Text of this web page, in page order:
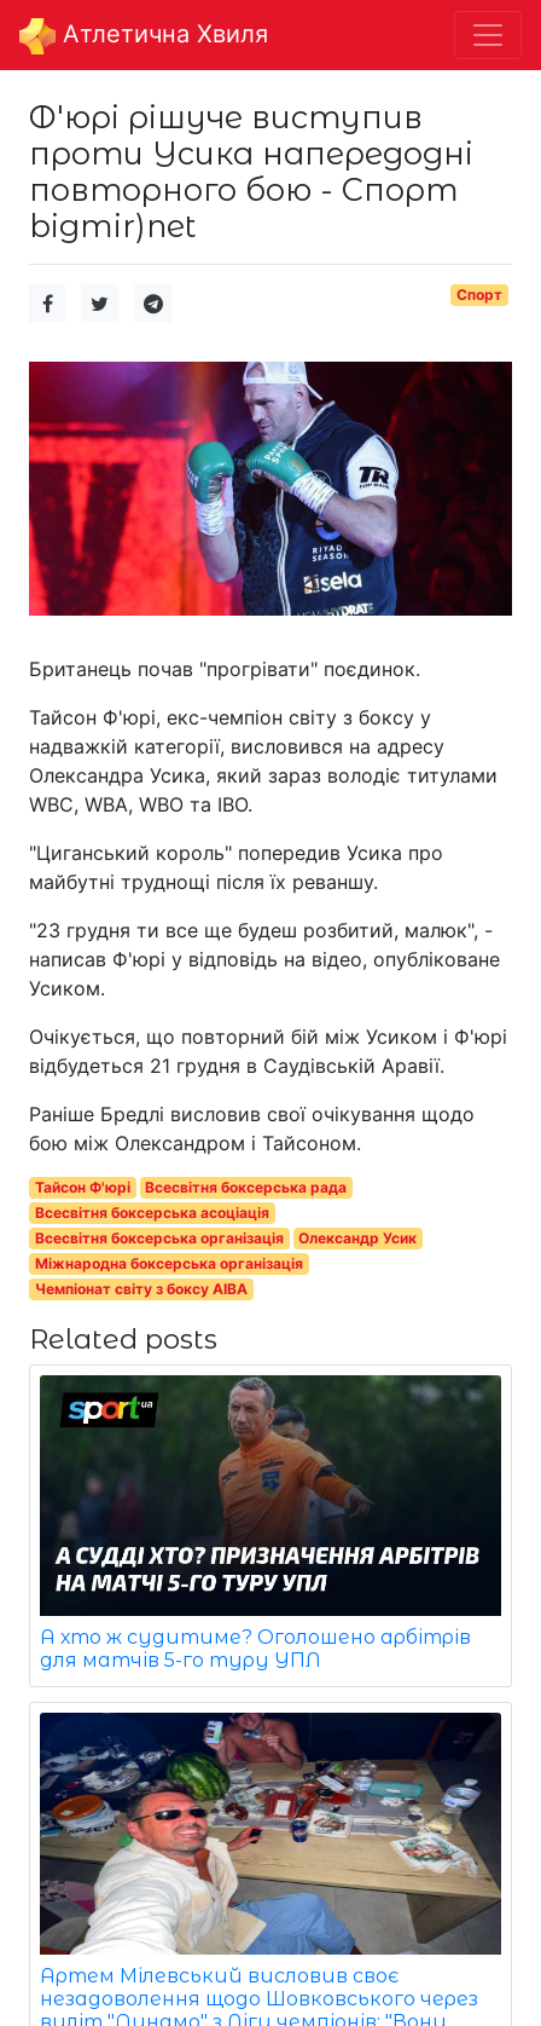
Aтлетична Хвиля
Ф'юрі рішуче виступив
проти Усика напередодні
повторного бою - Спорт
bigmir)net
Спорт
Британець почав "прогрівати" поєдинок.
Тайсон Ф'юрі, екс-чемпіон світу з боксу у
надважкій категорії, висловився на адресу
Олександра Усика, який зараз володіє титулами
WBC, WBA, WBO та IBO.
"Циганський король" попередив Усика про
майбутні труднощі після їх реваншу.
"23 грудня ти все ще будеш розбитий, малюк", -
написав Ф'юрі у відповідь на відео, опубліковане
Усиком.
Очікується, що повторний бій між Усиком і Ф'юрі
відбудеться 21 грудня в Саудівській Аравії.
Раніше Бредлі висловив свої очікування щодо
бою між Олександром і Тайсоном.
Тайсон Ф'юрі
Всесвітня боксерська рада
Всесвітня боксерська асоціація
Всесвітня боксерська організація
Олександр Усик
Міжнародна боксерська організація
Чемпіонат світу з боксу AIBA
Related posts
А хто ж судитиме? Оголошено арбітрів
для матчів 5-го туру УПЛ
Артем Мілевський висловив своє
незадоволення щодо Шовковського через